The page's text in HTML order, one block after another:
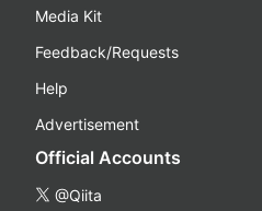
Media Kit
Feedback/Requests
Help
Advertisement
Official Accounts
@Qiita